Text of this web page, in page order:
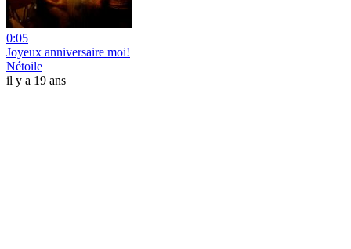
0:05
Joyeux anniversaire moi!
Nétoile
il y a 19 ans